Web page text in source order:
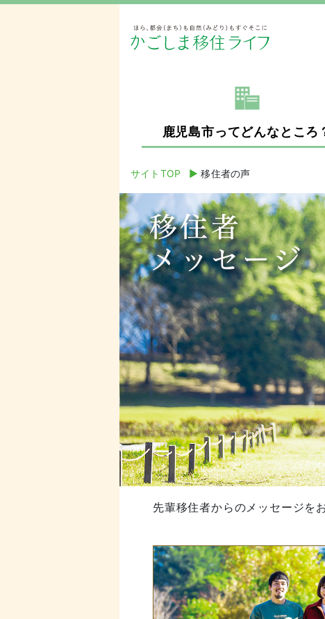
鹿児島市ってどんなところ
サイトTOP ▶︎ 移住者の声
先輩移住者からのメッセージを